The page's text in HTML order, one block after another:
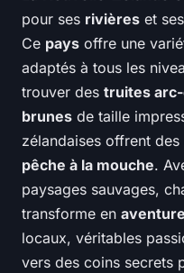
pour ses rivières et
Ce pays offre une
adaptés à tous les
trouver des truites
brunes de taille
zélandaises offrent
pêche à la mouche.
paysages sauvages,
transforme en aventure
locaux, véritables
vers des coins secrets